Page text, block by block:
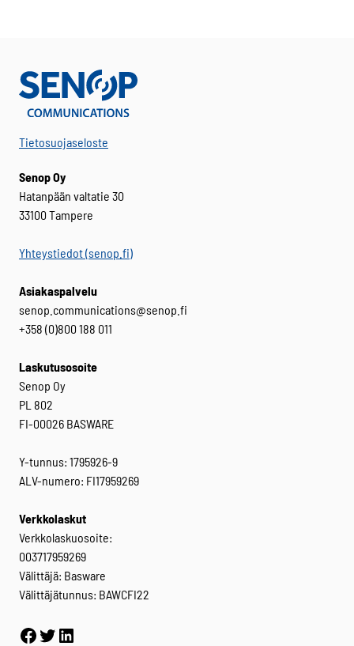
Tietosuojaseloste
Senop Oy
Hatanpään valtatie 30
33100 Tampere
Yhteystiedot (senop.fi)
Asiakaspalvelu
senop.communications@senop.fi
+358 (0)800 188 011
Laskutusosoite
Senop Oy
PL 802
FI-00026 BASWARE
Y-tunnus: 1795926-9
ALV-numero: FI17959269
Verkkolaskut
Verkkolaskuosoite:
003717959269
Välittäjä: Basware
Välittäjätunnus: BAWCFI22